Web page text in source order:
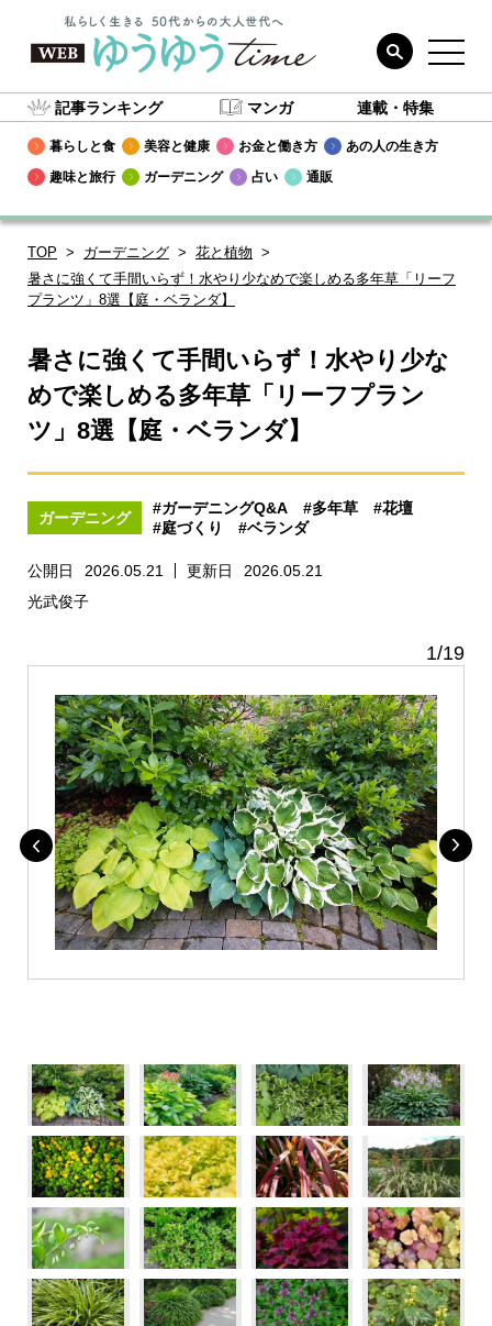
記事ランキング マンガ 連載・特集
暮らしと食 美容と健康 お金と働き方
あの人の生き方
趣味と旅行
ガーデニング 占い 通販
TOP ガーデニング
花と植物
暑さに強くて手間いらず！水やり少なめで楽しめる多年草「リーフ
プランツ」8選【庭・ベランダ】
暑さに強くて手間いらず！水やり少な
めで楽しめる多年草「リーフプラン
ツ」8選【庭・ベランダ】
ガーデニング
#ガーデニングQ&A #多年草
#花壇
#庭づくり
#ベランダ
公開日 2026.05.21 更新日
2026.05.21
光武俊子
1/19